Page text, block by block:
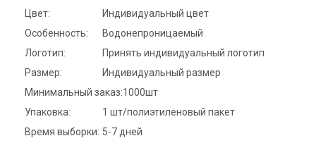
Цвет:
Индивидуальный цвет
Особенность:
Водонепроницаемый
Логотип:
Принять индивидуальный логотип
Размер:
Индивидуальный размер
Минимальный заказ:1000шт
Упаковка:
1 шт/полиэтиленовый пакет
Время выборки: 5-7 дней